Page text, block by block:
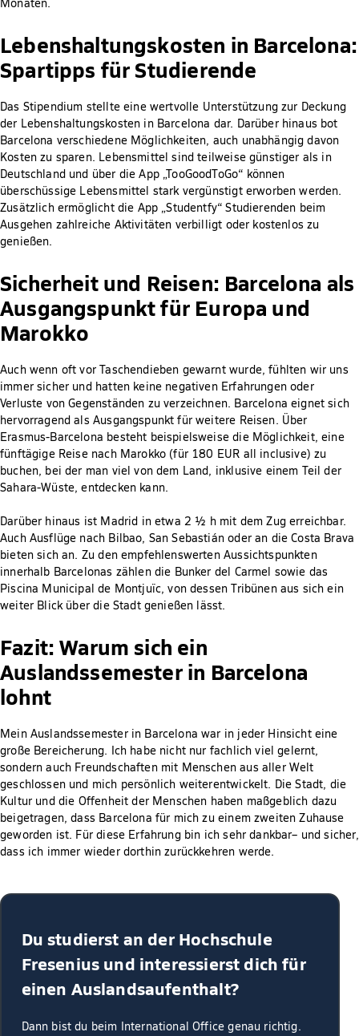
Lebenshaltungskosten in Barcelona:
Spartipps für Studierende
Das Stipendium stellte eine wertvolle Unterstützung zur Deckung
der Lebenshaltungskosten in Barcelona dar. Darüber hinaus bot
Barcelona verschiedene Möglichkeiten, auch unabhängig davon
Kosten zu sparen. Lebensmittel sind teilweise günstiger als in
Deutschland und über die App „TooGoodToGo“ können
überschüssige Lebensmittel stark vergünstigt erworben werden.
Zusätzlich ermöglicht die App „Studentfy“ Studierenden beim
Ausgehen zahlreiche Aktivitäten verbilligt oder kostenlos zu
genießen.
Sicherheit und Reisen: Barcelona als
Ausgangspunkt für Europa und
Marokko
Auch wenn oft vor Taschendieben gewarnt wurde, fühlten wir uns
immer sicher und hatten keine negativen Erfahrungen oder
Verluste von Gegenständen zu verzeichnen. Barcelona eignet sich
hervorragend als Ausgangspunkt für weitere Reisen. Über
Erasmus-Barcelona besteht beispielsweise die Möglichkeit, eine
fünftägige Reise nach Marokko (für 180 EUR all inclusive) zu
buchen, bei der man viel von dem Land, inklusive einem Teil der
Sahara-Wüste, entdecken kann.
Darüber hinaus ist Madrid in etwa 2 ½ h mit dem Zug erreichbar.
Auch Ausflüge nach Bilbao, San Sebastián oder an die Costa Brava
bieten sich an. Zu den empfehlenswerten Aussichtspunkten
innerhalb Barcelonas zählen die Bunker del Carmel sowie das
Piscina Municipal de Montjuïc, von dessen Tribünen aus sich ein
weiter Blick über die Stadt genießen lässt.
Fazit: Warum sich ein
Auslandssemester in Barcelona
lohnt
Mein Auslandssemester in Barcelona war in jeder Hinsicht eine
große Bereicherung. Ich habe nicht nur fachlich viel gelernt,
sondern auch Freundschaften mit Menschen aus aller Welt
geschlossen und mich persönlich weiterentwickelt. Die Stadt, die
Kultur und die Offenheit der Menschen haben maßgeblich dazu
beigetragen, dass Barcelona für mich zu einem zweiten Zuhause
geworden ist. Für diese Erfahrung bin ich sehr dankbar– und sicher,
dass ich immer wieder dorthin zurückkehren werde.
Du studierst an der Hochschule
Fresenius und interessierst dich für
einen Auslandsaufenthalt?
Dann bist du beim International Office genau richtig.